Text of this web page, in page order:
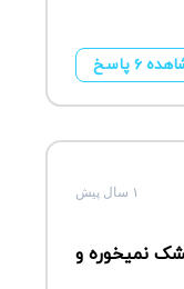
۶ پاسخ
۱ سال پیش
نمیخوره و